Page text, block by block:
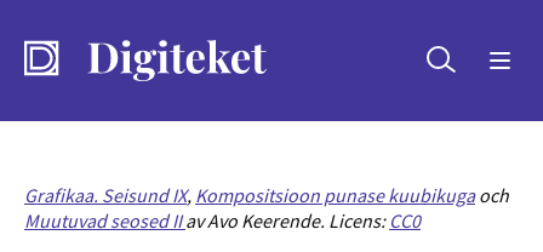
Sök
Grafikaa. Seisund IX, Kompositsioon punase kuubikugaoch
Muutuvad seosed IIav Avo Keerende. Licens: CC0